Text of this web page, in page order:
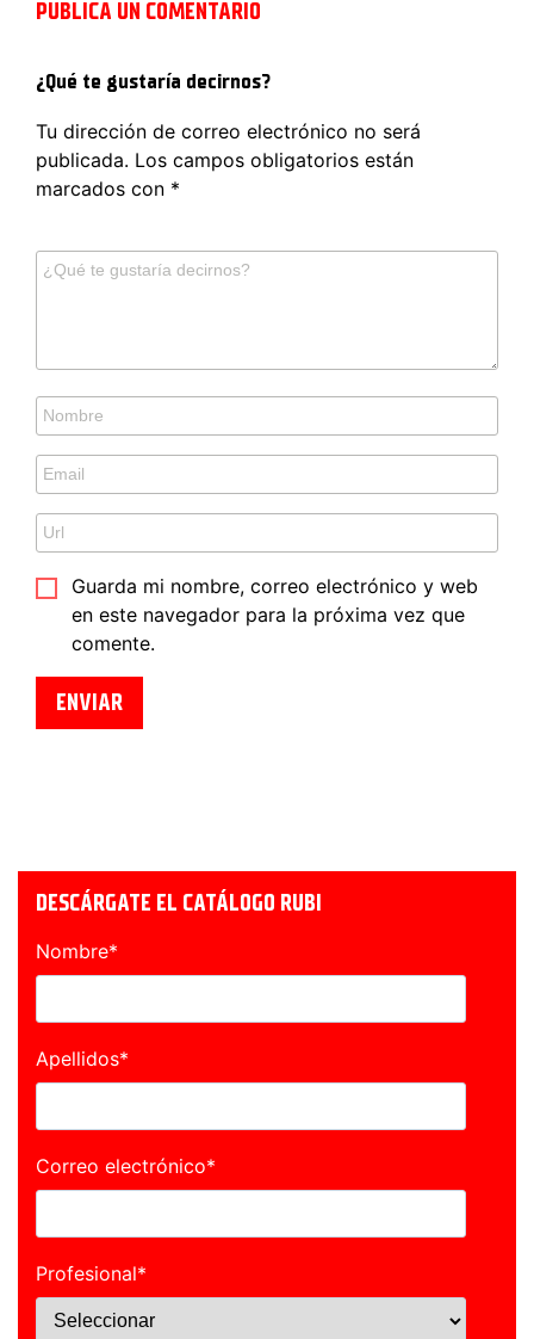
PUBLICA UN COMENTARIO
¿Qué te gustaría decirnos?
Tu dirección de correo electrónico no será
publicada. Los campos obligatorios están
marcados con *
Guarda mi nombre, correo electrónico y web
en este navegador para la próxima vez que
comente.
DESCÁRGATE EL CATÁLOGO RUBI
Nombre*
Apellidos*
Correo electrónico*
Profesional*